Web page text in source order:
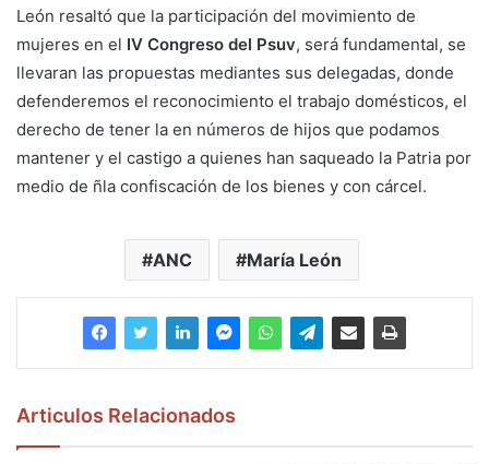
León resaltó que la participación del movimiento de
mujeres en el IV Congreso del Psuv, será fundamental, se
llevaran las propuestas mediantes sus delegadas, donde
defenderemos el reconocimiento el trabajo domésticos, el
derecho de tener la en números de hijos que podamos
mantener y el castigo a quienes han saqueado la Patria por
medio de ñla confiscación de los bienes y con cárcel.
ANC María León
Articulos Relacionados